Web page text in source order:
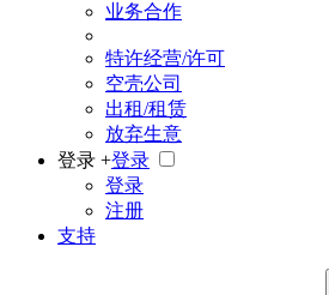
业务合作
特许经营/许可
空壳公司
出租/租赁
放弃生意
登录 +登录
登录
注册
支持